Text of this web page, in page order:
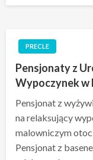
PRECLE
Pensjonaty z
Wypoczynek w
Pensjonat z
na relaksujący
malowniczym
Pensjonat z